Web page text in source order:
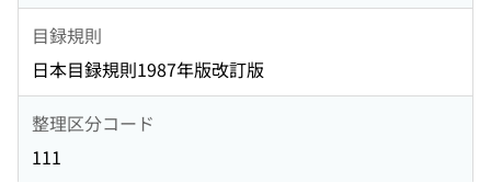
目録規則
日本目録規則1987年版改訂版
整理区分コード
111